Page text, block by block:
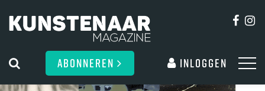
ABONNEREN Inloggen